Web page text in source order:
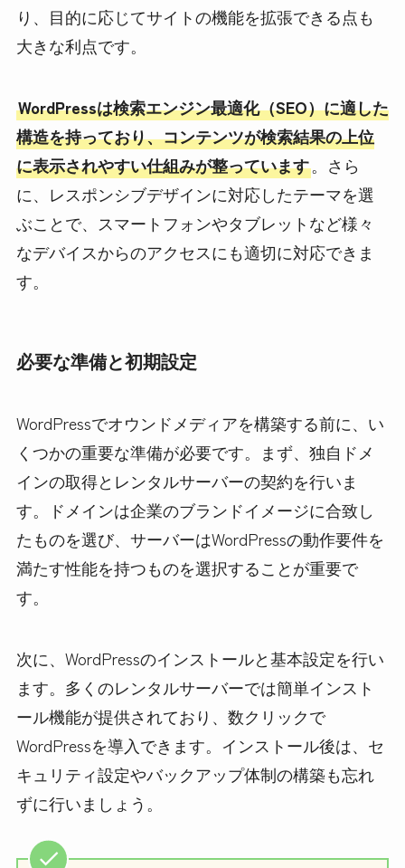
り、目的に応じてサイトの機能を拡張できる点も
大きな利点です。
WordPressは検索エンジン最適化（SEO）に適した
構造を持っており、コンテンツが検索結果の上位
に表示されやすい仕組みが整っています。さら
に、レスポンシブデザインに対応したテーマを選
ぶことで、スマートフォンやタブレットなど様々
なデバイスからのアクセスにも適切に対応できま
す。
必要な準備と初期設定
WordPressでオウンドメディアを構築する前に、い
くつかの重要な準備が必要です。まず、独自ドメ
インの取得とレンタルサーバーの契約を行いま
す。ドメインは企業のブランドイメージに合致し
たものを選び、サーバーはWordPressの動作要件を
満たす性能を持つものを選択することが重要で
す。
次に、WordPressのインストールと基本設定を行い
ます。多くのレンタルサーバーでは簡単インスト
ール機能が提供されており、数クリックで
WordPressを導入できます。インストール後は、セ
キュリティ設定やバックアップ体制の構築も忘れ
ずに行いましょう。